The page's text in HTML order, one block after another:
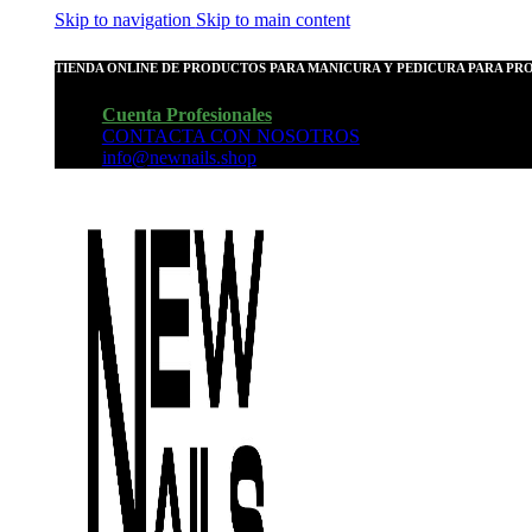
Skip to navigation Skip to main content
TIENDA ONLINE DE PRODUCTOS PARA MANICURA Y PEDICURA PARA
Cuenta Profesionales
CONTACTA CON NOSOTROS
info@newnails.shop